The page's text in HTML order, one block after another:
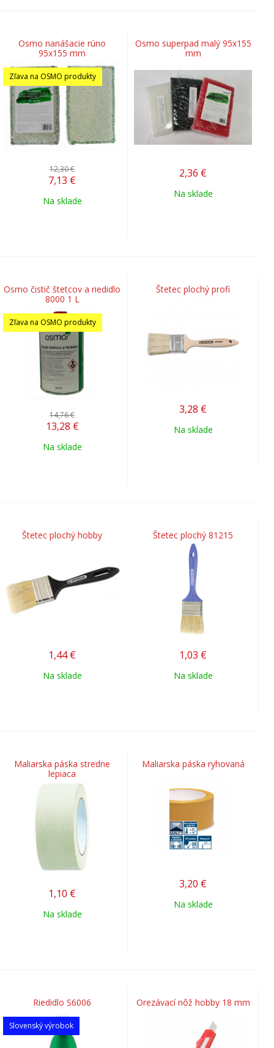
Osmo nanášacie rúno
95x155 mm
Zľava na OSMO produkty
12,30 €
7,13 €
Na sklade
Osmo superpad malý 95x155
mm
2,36 €
Na sklade
Osmo čistič štetcov a riedidlo
8000 1 L
Zľava na OSMO produkty
14,76 €
13,28 €
Na sklade
Štetec plochý profi
3,28 €
Na sklade
Štetec plochý hobby
1,44 €
Na sklade
Štetec plochý 81215
1,03 €
Na sklade
Maliarska páska stredne
lepiaca
1,10 €
Na sklade
Maliarska páska ryhovaná
3,20 €
Na sklade
Riedidlo S6006
Slovenský výrobok
Orezávací nôž hobby 18 mm